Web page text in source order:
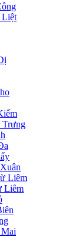
Liệt
Trưng
Liêm
Liêm